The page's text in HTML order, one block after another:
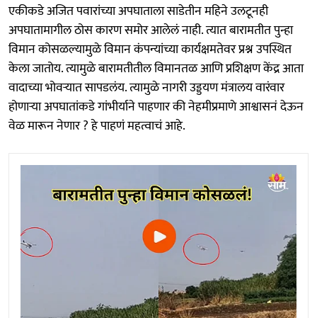
एकीकडे अजित पवारांच्या अपघाताला साडेतीन महिने उलटूनही
अपघातामागील ठोस कारण समोर आलेलं नाही. त्यात बारामतीत पुन्हा
विमान कोसळल्यामुळे विमान कंपन्यांच्या कार्यक्षमतेवर प्रश्न उपस्थित
केला जातोय. त्यामुळे बारामतीतील विमानतळ आणि प्रशिक्षण केंद्र आता
वादाच्या भोवऱ्यात सापडलंय. त्यामुळे नागरी उड्डयण मंत्रालय वारंवार
होणाऱ्या अपघातांकडे गांभीर्याने पाहणार की नेहमीप्रमाणे आश्वासनं देऊन
वेळ मारून नेणार ? हे पाहणं महत्वाचं आहे.